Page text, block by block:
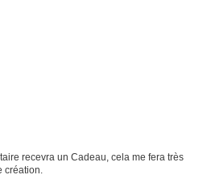
recevra un Cadeau, cela me fera très
création.